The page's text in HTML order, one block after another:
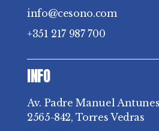
info@cesono.com
+351 217 987 700
INFO
Av. Padre Manuel
2565-842, Torres Vedras